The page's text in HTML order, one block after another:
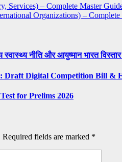
Services) – Complete Master
Organizations) –
नीति और आयुष्मान भारत विस्तार
Draft Digital Competition Bill &
for Prelims 2026
Required fields are marked *